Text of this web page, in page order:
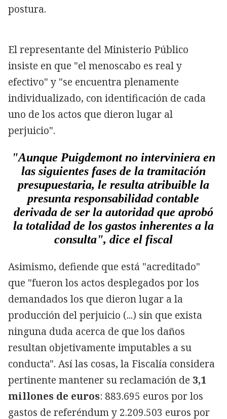
postura.
El representante del Ministerio Público
insiste en que "el menoscabo es real y
efectivo" y "se encuentra plenamente
individualizado, con identificación de cada
uno de los actos que dieron lugar al
perjuicio".
"Aunque Puigdemont no interviniera en
las siguientes fases de la tramitación
presupuestaria, le resulta atribuible la
presunta responsabilidad contable
derivada de ser la autoridad que aprobó
la totalidad de los gastos inherentes a la
consulta", dice el fiscal
Asimismo, defiende que está "acreditado"
que "fueron los actos desplegados por los
demandados los que dieron lugar a la
producción del perjuicio (...) sin que exista
ninguna duda acerca de que los daños
resultan objetivamente imputables a su
conducta". Así las cosas, la Fiscalía considera
pertinente mantener su reclamación de 3,1
millones de euros: 883.695 euros por los
gastos de referéndum y 2.209.503 euros por